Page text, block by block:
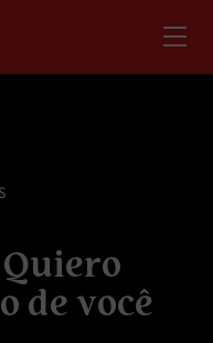
S
Quiero
o de você